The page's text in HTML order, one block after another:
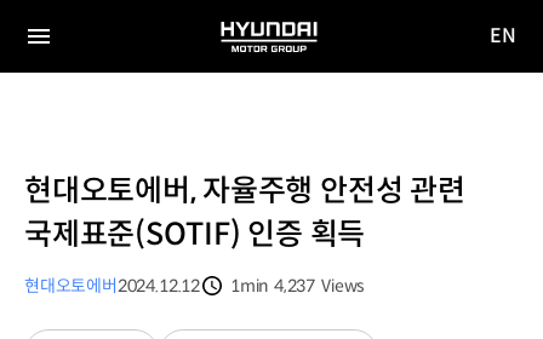
전체
HYUNDAI
MOTOR
EN
현대오토에버, 자율주행 안전성 관련
국제표준(SOTIF) 인증 획득
현대오토에버2024.12.12
1min 4,237 Views